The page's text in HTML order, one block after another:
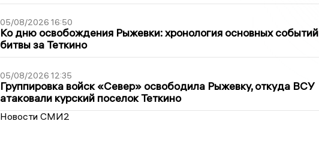
05/08/2026 16:50
Ко дню освобождения Рыжевки: хронология основных событий
битвы за Теткино
05/08/2026 12:35
Группировка войск «Север» освободила Рыжевку, откуда ВСУ
атаковали курский поселок Теткино
Новости СМИ2